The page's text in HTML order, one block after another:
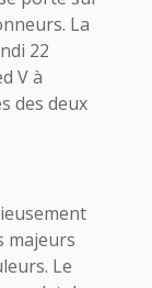
La
22
V à
des deux
majeurs
Le